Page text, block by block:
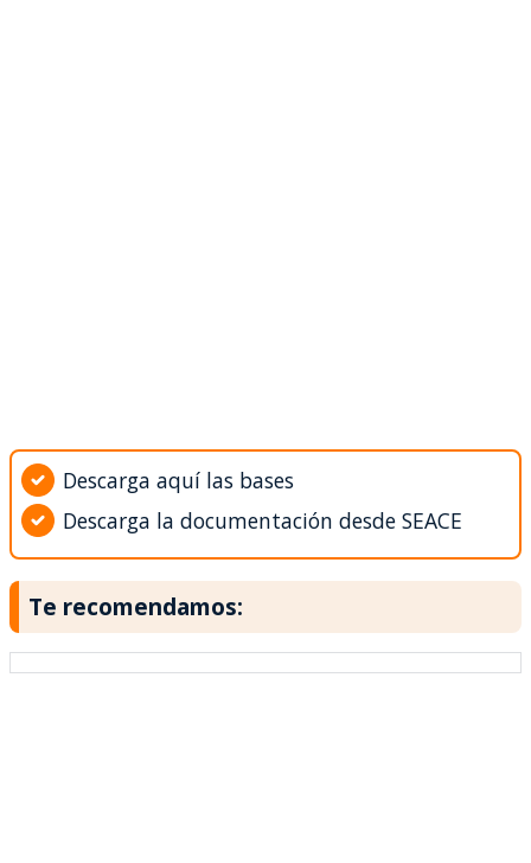
Descarga aquí las bases
Descarga la documentación desde SEACE
Te recomendamos: